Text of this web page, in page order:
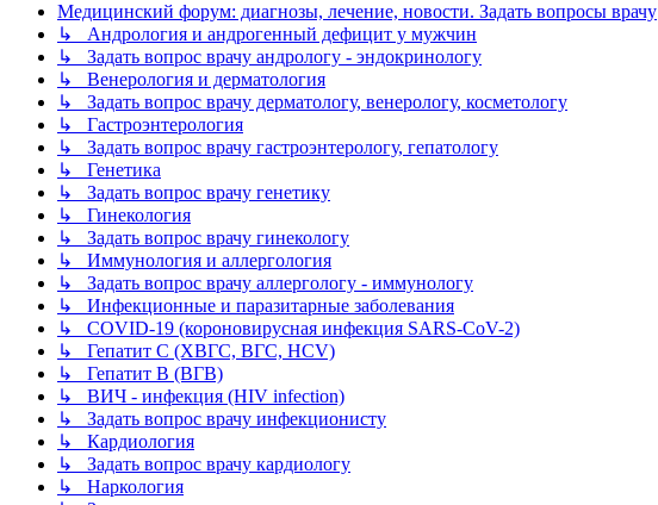
Медицинский форум: диагнозы, лечение, новости. Задать вопросы врачу
↳ Андрология и андрогенный дефицит у мужчин
↳ Задать вопрос врачу андрологу - эндокринологу
↳ Венерология и дерматология
↳ Задать вопрос врачу дерматологу, венерологу, косметологу
↳ Гастроэнтерология
↳ Задать вопрос врачу гастроэнтерологу, гепатологу
↳ Генетика
↳ Задать вопрос врачу генетику
↳ Гинекология
↳ Задать вопрос врачу гинекологу
↳ Иммунология и аллергология
↳ Задать вопрос врачу аллергологу - иммунологу
↳ Инфекционные и паразитарные заболевания
↳ COVID-19 (короновирусная инфекция SARS-CoV-2)
↳ Гепатит C (ХВГС, ВГС, HCV)
↳ Гепатит B (ВГВ)
↳ ВИЧ - инфекция (HIV infection)
↳ Задать вопрос врачу инфекционисту
↳ Кардиология
↳ Задать вопрос врачу кардиологу
↳ Наркология